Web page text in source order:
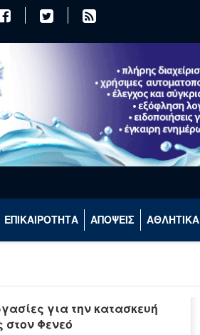
ΕΠΙΚΑΙΡΟΤΗΤΑ ΑΠΟΨΕΙΣ ΑΘΛΗΤΙΚΑ
για την κατασκευή
Φενεό